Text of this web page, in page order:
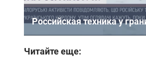
Российская техника у
Читайте еще: